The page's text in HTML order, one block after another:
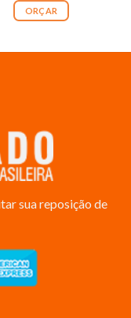
ORÇAR
sua reposição de